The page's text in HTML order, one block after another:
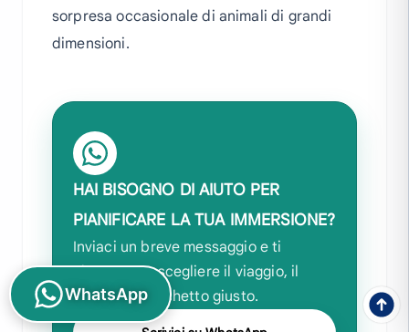
sorpresa occasionale di animali di grandi
dimensioni.
HAI BISOGNO DI AIUTO PER
PIANIFICARE LA TUA IMMERSIONE?
Inviaci un breve messaggio e ti
aiuteremo a scegliere il viaggio, il
corso o il pacchetto giusto.
WhatsApp